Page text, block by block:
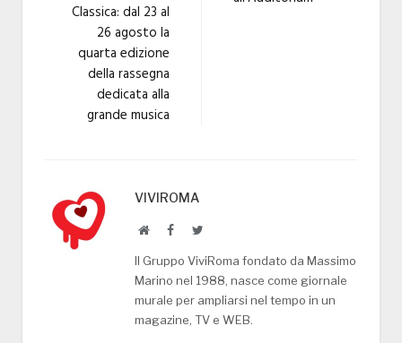
Classica: dal 23 al
26 agosto la
quarta edizione
della rassegna
dedicata alla
grande musica
VIVIROMA
WebsiteFacebookTwitter
Il Gruppo ViviRoma fondato da Massimo
Marino nel 1988, nasce come giornale
murale per ampliarsi nel tempo in un
magazine, TV e WEB.